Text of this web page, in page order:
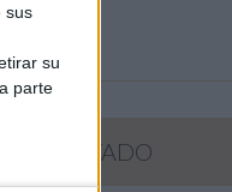
sus
su
parte
MÁS VISITADO